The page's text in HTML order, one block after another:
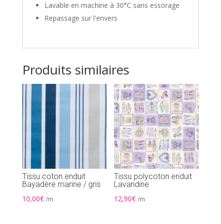
Lavable en machine à 30°C sans essorage
Repassage sur l'envers
Produits similaires
Tissu coton enduit
Bayadère marine / gris
10,00€ /m
Tissu polycoton enduit
Lavandine
12,90€ /m